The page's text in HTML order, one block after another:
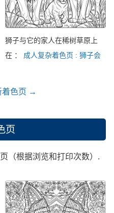
狮子与它的家人在稀树草原上
在 ： 成人复杂着色页 : 狮子会
着色页 →
页
（根据浏览和打印次数）.